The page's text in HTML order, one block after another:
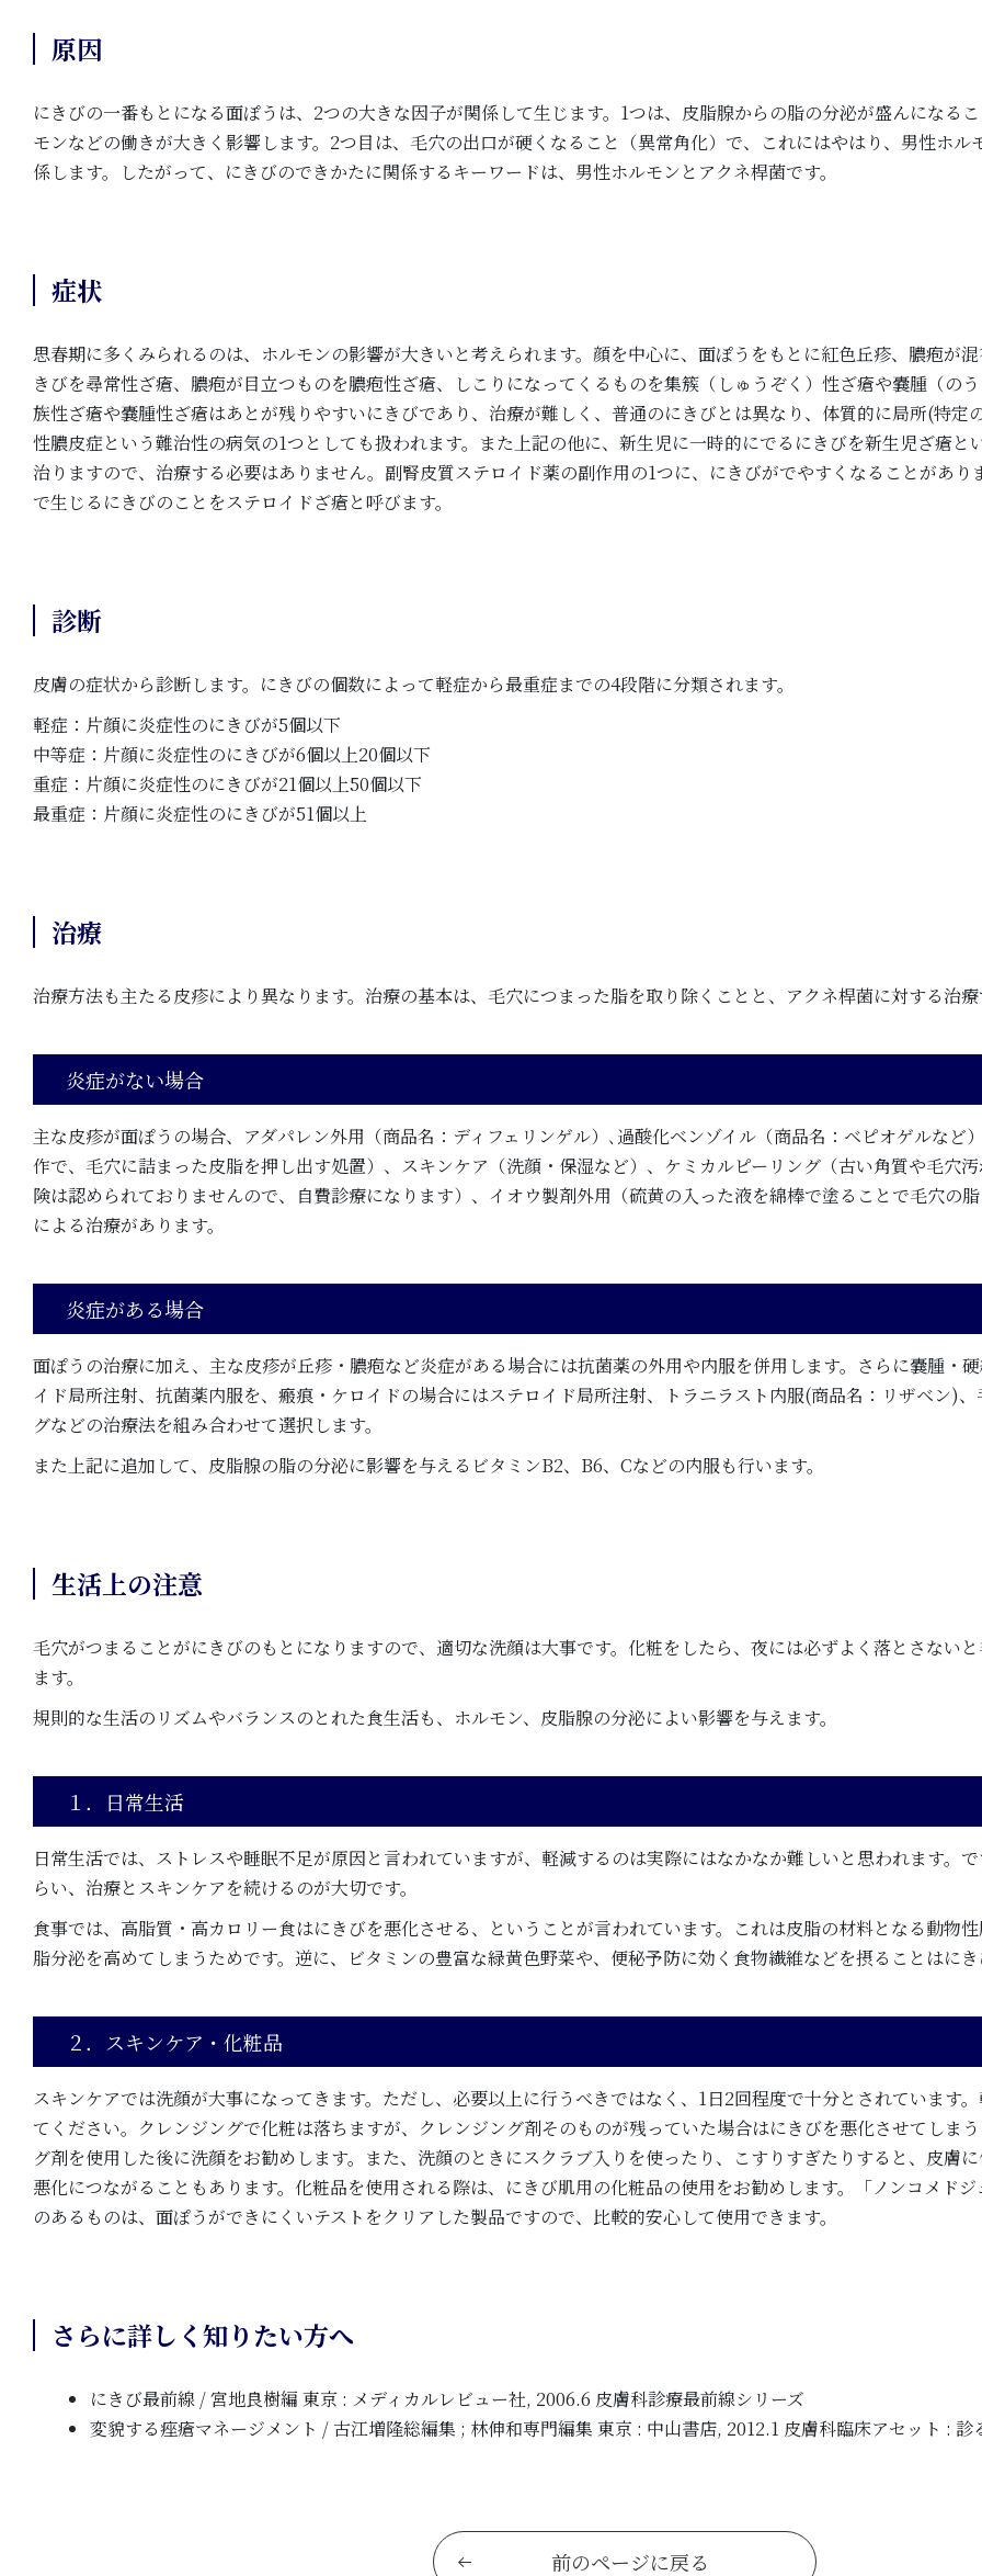
原因
にきびの一番もとになる面ぽうは、2つの大きな因子が関係して生じます。1つは、皮脂腺からの脂の分泌が盛んになる
モンなどの働きが大きく影響します。2つ目は、毛穴の出口が硬くなること（異常角化）で、これにはやはり、男性ホル
係します。したがって、にきびのできかたに関係するキーワードは、男性ホルモンとアクネ桿菌です。
症状
思春期に多くみられるのは、ホルモンの影響が大きいと考えられます。顔を中心に、面ぽうをもとに紅色丘疹、膿疱が
きびを尋常性ざ瘡、膿疱が目立つものを膿疱性ざ瘡、しこりになってくるものを集簇（しゅうぞく）性ざ瘡や嚢腫（の
族性ざ瘡や嚢腫性ざ瘡はあとが残りやすいにきびであり、治療が難しく、普通のにきびとは異なり、体質的に局所(特定
性膿皮症という難治性の病気の1つとしても扱われます。また上記の他に、新生児に一時的にでるにきびを新生児ざ瘡と
治りますので、治療する必要はありません。副腎皮質ステロイド薬の副作用の1つに、にきびがでやすくなることがあり
で生じるにきびのことをステロイドざ瘡と呼びます。
診断
皮膚の症状から診断します。にきびの個数によって軽症から最重症までの4段階に分類されます。
軽症：片顔に炎症性のにきびが5個以下
中等症：片顔に炎症性のにきびが6個以上20個以下
重症：片顔に炎症性のにきびが21個以上50個以下
最重症：片顔に炎症性のにきびが51個以上
治療
治療方法も主たる皮疹により異なります。治療の基本は、毛穴につまった脂を取り除くことと、アクネ桿菌に対する治
炎症がない場合
主な皮疹が面ぽうの場合、アダパレン外用（商品名：ディフェリンゲル）､過酸化ベンゾイル（商品名：ベピオゲルなど
作で、毛穴に詰まった皮脂を押し出す処置）、スキンケア（洗顔・保湿など）、ケミカルピーリング（古い角質や毛穴
険は認められておりませんので、自費診療になります）、イオウ製剤外用（硫黄の入った液を綿棒で塗ることで毛穴の
による治療があります。
炎症がある場合
面ぽうの治療に加え、主な皮疹が丘疹・膿疱など炎症がある場合には抗菌薬の外用や内服を併用します。さらに嚢腫・
イド局所注射、抗菌薬内服を、瘢痕・ケロイドの場合にはステロイド局所注射、トラニラスト内服(商品名：リザベン)
グなどの治療法を組み合わせて選択します。
また上記に追加して、皮脂腺の脂の分泌に影響を与えるビタミンB2、B6、Cなどの内服も行います。
生活上の注意
毛穴がつまることがにきびのもとになりますので、適切な洗顔は大事です。化粧をしたら、夜には必ずよく落とさない
ます。
規則的な生活のリズムやバランスのとれた食生活も、ホルモン、皮脂腺の分泌によい影響を与えます。
１．日常生活
日常生活では、ストレスや睡眠不足が原因と言われていますが、軽減するのは実際にはなかなか難しいと思われます。
らい、治療とスキンケアを続けるのが大切です。
食事では、高脂質・高カロリー食はにきびを悪化させる、ということが言われています。これは皮脂の材料となる動物
脂分泌を高めてしまうためです。逆に、ビタミンの豊富な緑黄色野菜や、便秘予防に効く食物繊維などを摂ることはに
２．スキンケア・化粧品
スキンケアでは洗顔が大事になってきます。ただし、必要以上に行うべきではなく、1日2回程度で十分とされています
てください。クレンジングで化粧は落ちますが、クレンジング剤そのものが残っていた場合はにきびを悪化させてしま
グ剤を使用した後に洗顔をお勧めします。また、洗顔のときにスクラブ入りを使ったり、こすりすぎたりすると、皮膚
悪化につながることもあります。化粧品を使用される際は、にきび肌用の化粧品の使用をお勧めします。「ノンコメド
のあるものは、面ぽうができにくいテストをクリアした製品ですので、比較的安心して使用できます。
さらに詳しく知りたい方へ
にきび最前線 / 宮地良樹編 東京 : メディカルレビュー社, 2006.6 皮膚科診療最前線シリーズ
変貌する痤瘡マネージメント / 古江増隆総編集 ; 林伸和専門編集 東京 : 中山書店, 2012.1 皮膚科臨床アセット :
前のページに戻る